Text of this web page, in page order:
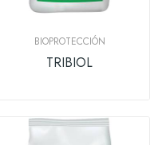
BIOPROTECCIÓN
TRIBIOL